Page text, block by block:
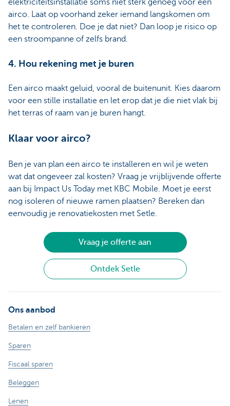
elektriciteitsinstallatie soms niet sterk genoeg voor een
airco. Laat op voorhand zeker iemand langskomen om
het te controleren. Doe je dat niet? Dan loop je risico op
een stroompanne of zelfs brand.
4. Hou rekening met je buren
Een airco maakt geluid, vooral de buitenunit. Kies daarom
voor een stille installatie en let erop dat je die niet vlak bij
het terras of raam van je buren hangt.
Klaar voor airco?
Ben je van plan een airco te installeren en wil je weten
wat dat ongeveer zal kosten? Vraag je vrijblijvende offerte
aan bij Impact Us Today met KBC Mobile. Moet je eerst
nog isoleren of nieuwe ramen plaatsen? Bereken dan
eenvoudig je renovatiekosten met Setle.
Vraag je offerte aan
Ontdek Setle
Ons aanbod
Betalen en zelf bankieren
Sparen
Fiscaal sparen
Beleggen
Lenen